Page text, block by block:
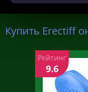
Купить Erectiff
Рейтинг
9.6